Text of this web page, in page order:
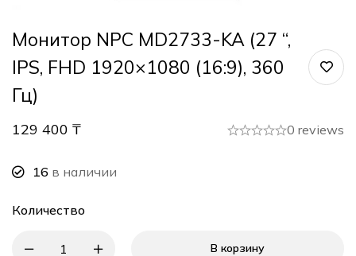
Монитор NPC MD2733-KA (27 “,
IPS, FHD 1920×1080 (16:9), 360
Гц)
129 400 ₸ 0 reviews
16 в наличии
Количество
В корзину